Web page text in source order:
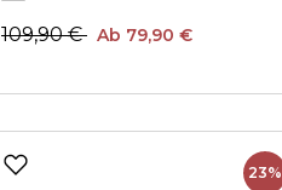
109,90 € Ab 79,90 €
23%